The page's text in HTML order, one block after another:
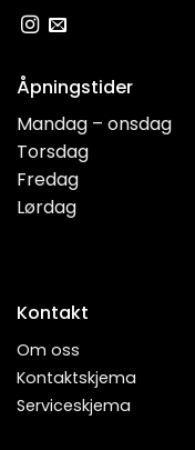
Åpningstider
Mandag – onsdag
Torsdag
Fredag
Lørdag
Kontakt
Om oss
Kontaktskjema
Serviceskjema